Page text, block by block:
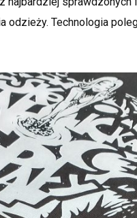
odzieży. Technologia